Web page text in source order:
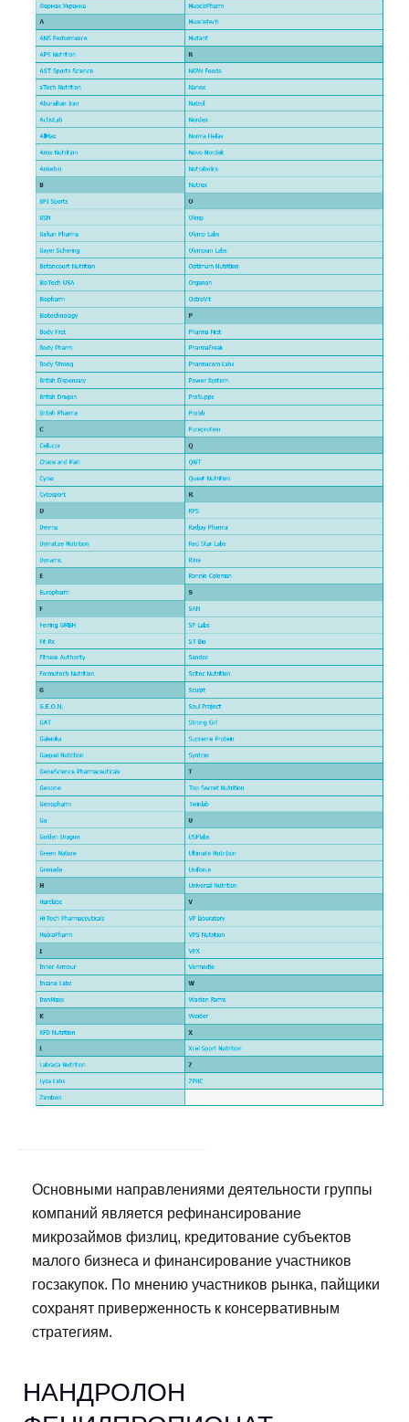
Основными направлениями деятельности группы
компаний является рефинансирование
микрозаймов физлиц, кредитование субъектов
малого бизнеса и финансирование участников
госзакупок. По мнению участников рынка, пайщики
сохранят приверженность к консервативным
стратегиям.
НАНДРОЛОН